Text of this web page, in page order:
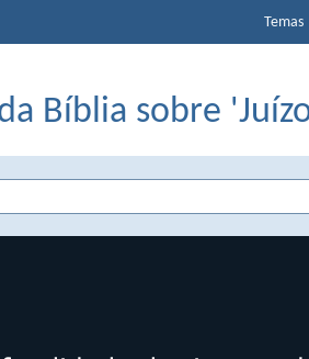
Temas
Bíblia sobre